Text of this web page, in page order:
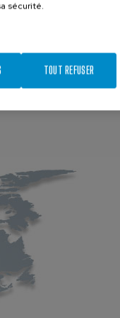
hydrauliques,
sécurité.
TOUT REFUSER